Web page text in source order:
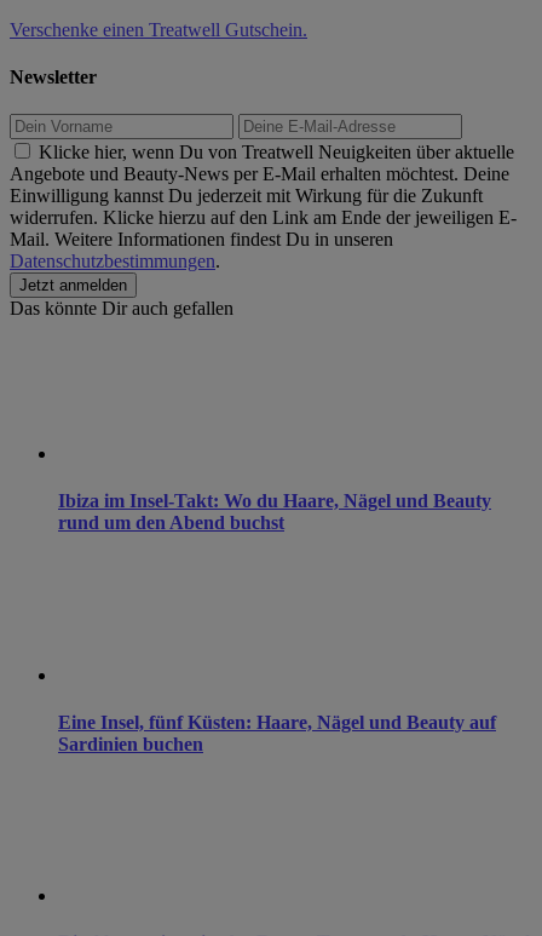
Verschenke einen Treatwell Gutschein.
Newsletter
Klicke hier, wenn Du von Treatwell Neuigkeiten über aktuelle
Angebote und Beauty-News per E-Mail erhalten möchtest. Deine
Einwilligung kannst Du jederzeit mit Wirkung für die Zukunft
widerrufen. Klicke hierzu auf den Link am Ende der jeweiligen E-
Mail. Weitere Informationen findest Du in unseren
Datenschutzbestimmungen.
Das könnte Dir auch gefallen
Ibiza im Insel-Takt: Wo du Haare, Nägel und Beauty
rund um den Abend buchst
Eine Insel, fünf Küsten: Haare, Nägel und Beauty auf
Sardinien buchen